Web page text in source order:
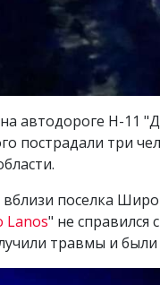
автодороге Н-11
пострадали три
поселка
Lanos" не справился
травмы и